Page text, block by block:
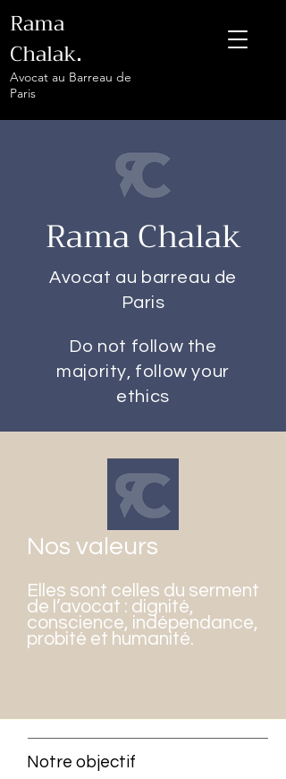
Rama
Chalak.
Avocat au Barreau de
Paris
Rama Chalak
Avocat au barreau de
Paris
Do not follow the
majority, follow your
ethics
Nos valeurs
Elles sont celles du serment
de l’avocat : dignité,
conscience, indépendance,
probité et humanité.
Notre objectif